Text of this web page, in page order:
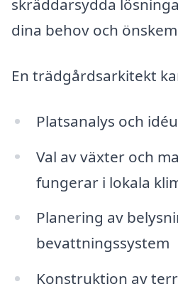
skräddarsydda
dina behov och
En trädgårdsarkitekt
Platsanalys och
Val av växter och
fungerar i lokala
Planering av
bevattningssystem
Konstruktion av